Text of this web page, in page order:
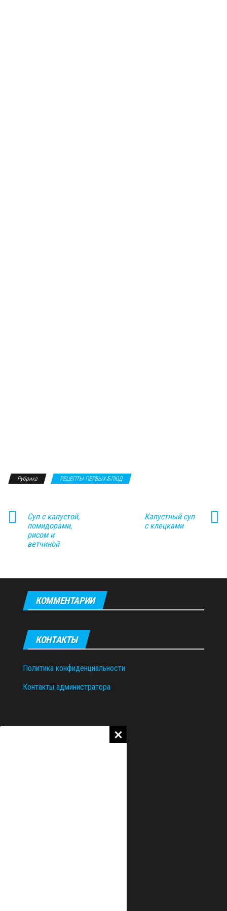
Рубрика РЕЦЕПТЫ ПЕРВЫХ БЛЮД
Суп с капустой,
помидорами,
рисом и
ветчиной
Капустный суп
с клецками
КОММЕНТАРИИ
КОНТАКТЫ
Политика конфиденциальности
Контакты администратора